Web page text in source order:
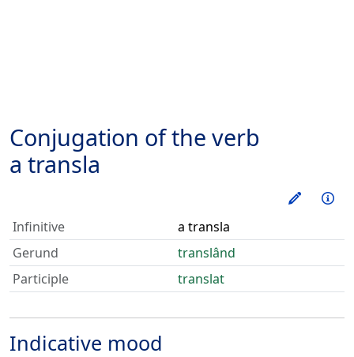
Conjugation of the verb
a transla
Train
Infinitive
a transla
Gerund
translând
Participle
translat
Indicative mood